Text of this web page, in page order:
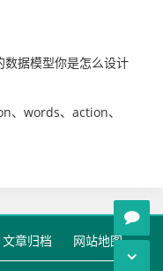
据模型你是怎么设计
、words、action、
文章归档 网站地图